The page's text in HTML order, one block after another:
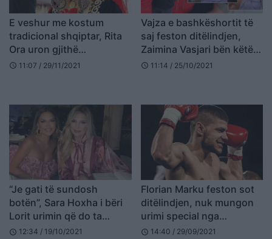
E veshur me kostum
tradicional shqiptar, Rita
Ora uron gjithë
shqipëtarët
schedule 11:07 / 29/11/2021
Vajza e bashkëshortit të
saj feston ditëlindjen,
Zaimina Vasjari bën këtë
gjest në Instagram (FOTO
schedule 11:14 / 25/10/2021
“Je gati të sundosh
botën”, Sara Hoxha i bëri
Lorit urimin që do ta
mbajë mend gjatë
schedule 12:34 / 19/10/2021
Florian Marku feston sot
ditëlindjen, nuk mungon
urimi special nga
bashkëshortja (FOTO
schedule 14:40 / 29/09/2021